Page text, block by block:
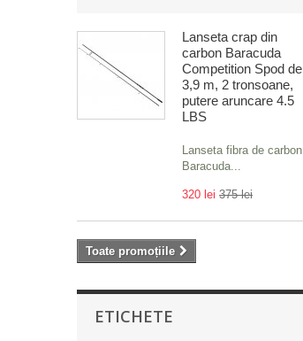
Lanseta crap din
carbon Baracuda
Competition Spod de
3,9 m, 2 tronsoane,
putere aruncare 4.5
LBS
Lanseta fibra de carbon
Baracuda...
320 lei 375 lei
Toate promoțiile
ETICHETE